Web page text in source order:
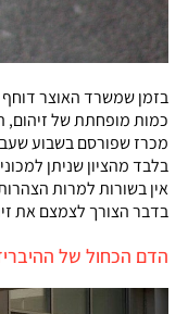
בזמן שמשרד האוצר דוחף
כמות מופחתת של זיהום,
מכרז שפורסם בשבוע
בלבד מהציון שניתן
אין בשורות למרות
בדבר הצורך לצמצם את
הדם הכחול של